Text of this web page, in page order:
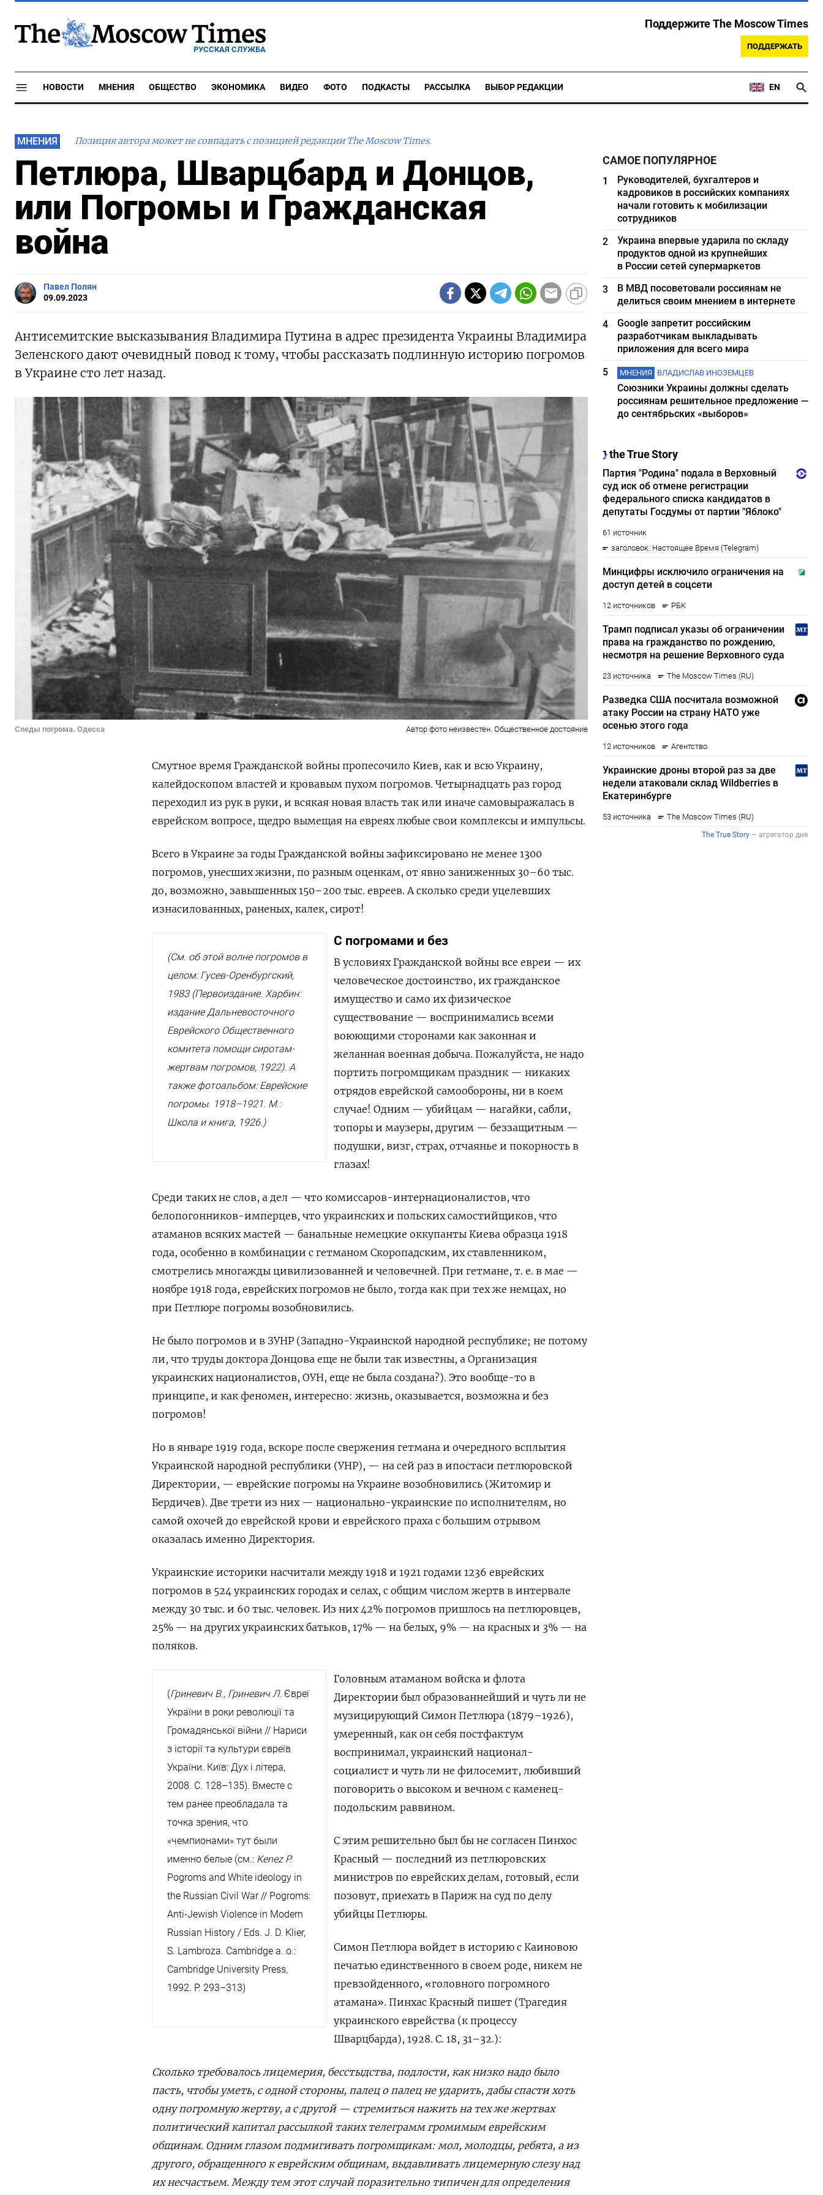
РУССКАЯ СЛУЖБА
Поддержите The Moscow Times
ПОДДЕРЖАТЬ
НОВОСТИ МНЕНИЯ ОБЩЕСТВО ЭКОНОМИКА ВИДЕО ФОТО ПОДКАСТЫ РАССЫЛКА ВЫБОР РЕДАКЦИИ EN
МНЕНИЯ Позиция автора может не совпадать с позицией редакции The Moscow Times.
Петлюра, Шварцбард и Донцов,
или Погромы и Гражданская
война
Павел Полян
09.09.2023
Антисемитские высказывания Владимира Путина в адрес президента Украины Владимира
Зеленского дают очевидный повод к тому, чтобы рассказать подлинную историю погромов
в Украине сто лет назад.
Следы погрома. Одесса Автор фото неизвестен. Общественное достояние
Смутное время Гражданской войны пропесочило Киев, как и всю Украину,
калейдоскопом властей и кровавым пухом погромов. Четырнадцать раз город
переходил из рук в руки, и всякая новая власть так или иначе самовыражалась в
еврейском вопросе, щедро вымещая на евреях любые свои комплексы и импульсы.
Всего в Украине за годы Гражданской войны зафиксировано не менее 1300
погромов, унесших жизни, по разным оценкам, от явно заниженных 30–60 тыс.
до, возможно, завышенных 150–200 тыс. евреев. А сколько среди уцелевших
изнасилованных, раненых, калек, сирот!
(См. об этой волне погромов в
целом: Гусев-Оренбургский,
1983 (Первоиздание. Харбин:
издание Дальневосточного
Еврейского Общественного
комитета помощи сиротам-
жертвам погромов, 1922). А
также фотоальбом: Еврейские
погромы. 1918–1921. М.:
Школа и книга, 1926.)
С погромами и без
В условиях Гражданской войны все евреи — их
человеческое достоинство, их гражданское
имущество и само их физическое
существование — воспринимались всеми
воюющими сторонами как законная и
желанная военная добыча. Пожалуйста, не надо
портить погромщикам праздник — никаких
отрядов еврейской самообороны, ни в коем
случае! Одним — убийцам — нагайки, сабли,
топоры и маузеры, другим — беззащитным —
подушки, визг, страх, отчаянье и покорность в
глазах!
Среди таких не слов, а дел — что комиссаров-интернационалистов, что
белопогонников-имперцев, что украинских и польских самостийщиков, что
атаманов всяких мастей — банальные немецкие оккупанты Киева образца 1918
года, особенно в комбинации с гетманом Скоропадским, их ставленником,
смотрелись многажды цивилизованней и человечней. При гетмане, т. е. в мае —
ноябре 1918 года, еврейских погромов не было, тогда как при тех же немцах, но
при Петлюре погромы возобновились.
Не было погромов и в ЗУНР (Западно-Украинской народной республике; не потому
ли, что труды доктора Донцова еще не были так известны, а Организация
украинских националистов, ОУН, еще не была создана?). Это вообще-то в
принципе, и как феномен, интересно: жизнь, оказывается, возможна и без
погромов!
Но в январе 1919 года, вскоре после свержения гетмана и очередного всплытия
Украинской народной республики (УНР), — на сей раз в ипостаси петлюровской
Директории, — еврейские погромы на Украине возобновились (Житомир и
Бердичев). Две трети из них — национально-украинские по исполнителям, но
самой охочей до еврейской крови и еврейского праха с большим отрывом
оказалась именно Директория.
Украинские историки насчитали между 1918 и 1921 годами 1236 еврейских
погромов в 524 украинских городах и селах, с общим числом жертв в интервале
между 30 тыс. и 60 тыс. человек. Из них 42% погромов пришлось на петлюровцев,
25% — на других украинских батьков, 17% — на белых, 9% — на красных и 3% — на
поляков.
(Гриневич В., Гриневич Л. Євреї
України в роки революції та
Громадянської війни // Нариси
з історії та культури євреїв
України. Київ: Дух і літера,
2008. С. 128–135). Вместе с
тем ранее преобладала та
точка зрения, что
«чемпионами» тут были
именно белые (см.: Kenez P.
Pogroms and White ideology in
the Russian Civil War // Pogroms:
Anti-Jewish Violence in Modern
Russian History / Eds. J. D. Klier,
S. Lambroza. Cambridge a. o.:
Cambridge University Press,
1992. P. 293–313)
Головным атаманом войска и флота
Директории был образованнейший и чуть ли не
музицирующий Симон Петлюра (1879–1926),
умеренный, как он себя постфактум
воспринимал, украинский национал-
социалист и чуть ли не филосемит, любивший
поговорить о высоком и вечном с каменец-
подольским раввином.
С этим решительно был бы не согласен Пинхос
Красный — последний из петлюровских
министров по еврейских делам, готовый, если
позовут, приехать в Париж на суд по делу
убийцы Петлюры.
Симон Петлюра войдет в историю с Каиновою
печатью единственного в своем роде, никем не
превзойденного, «головного погромного
атамана». Пинхас Красный пишет (Трагедия
украинского еврейства (к процессу
Шварцбарда), 1928. С. 18, 31–32.):
Сколько требовалось лицемерия, бесстыдства, подлости, как низко надо было
пасть, чтобы уметь, с одной стороны, палец о палец не ударить, дабы спасти хоть
одну погромную жертву, а с другой — стремиться нажить на тех же жертвах
политический капитал рассылкой таких телеграмм громимым еврейским
общинам. Одним глазом подмигивать погромщикам: мол, молодцы, ребята, а из
другого, обращенного к еврейским общинам, выдавливать лицемерную слезу над
их несчастьем. Между тем этот случай поразительно типичен для определения
САМОЕ ПОПУЛЯРНОЕ
1
Руководителей, бухгалтеров и
кадровиков в российских компаниях
начали готовить к мобилизации
сотрудников
2
Украина впервые ударила по складу
продуктов одной из крупнейших
в России сетей супермаркетов
3
В МВД посоветовали россиянам не
делиться своим мнением в интернете
4
Google запретит российским
разработчикам выкладывать
приложения для всего мира
5
МНЕНИЯ ВЛАДИСЛАВ ИНОЗЕМЦЕВ
Союзники Украины должны сделать
россиянам решительное предложение —
до сентябрьских «выборов»